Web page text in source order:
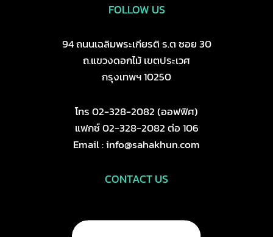
FOLLOW US
94 ถนนเฉลิมพระเกียรติ ร.ต ซอย 30
ถ.แขวงดอกไม้ เขตประเวศ
กรุงเทพฯ 10250
โทร 02-328-2082 (ออฟฟิศ)
แฟกซ์ 02-328-2082 ต่อ 106
Email : info@sahakhun.com
CONTACT US